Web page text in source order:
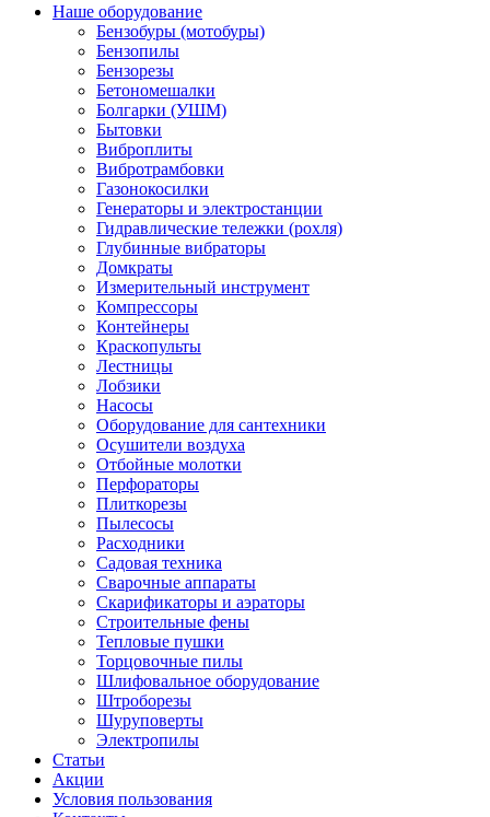
Наше оборудование
Бензобуры (мотобуры)
Бензопилы
Бензорезы
Бетономешалки
Болгарки (УШМ)
Бытовки
Виброплиты
Вибротрамбовки
Газонокосилки
Генераторы и электростанции
Гидравлические тележки (рохля)
Глубинные вибраторы
Домкраты
Измерительный инструмент
Компрессоры
Контейнеры
Краскопульты
Лестницы
Лобзики
Насосы
Оборудование для сантехники
Осушители воздуха
Отбойные молотки
Перфораторы
Плиткорезы
Пылесосы
Расходники
Садовая техника
Сварочные аппараты
Скарификаторы и аэраторы
Строительные фены
Тепловые пушки
Торцовочные пилы
Шлифовальное оборудование
Штроборезы
Шуруповерты
Электропилы
Статьи
Акции
Условия пользования